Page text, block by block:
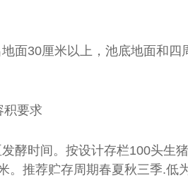
面30厘米以上，池底地面和
积要求
酵时间。按设计存栏100头生
。推荐贮存周期春夏秋三季.低